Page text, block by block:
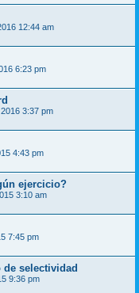
12:44 am
6:23 pm
3:37 pm
4:43 pm
ejercicio?
3:10 am
7:45 pm
selectividad
9:36 pm